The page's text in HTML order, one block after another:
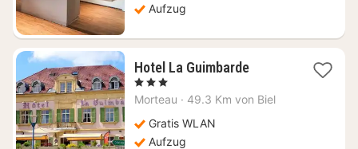
Aufzug
Hotel La Guimbarde1
ab
, 3 Sterne
Morteau · 49.3 Km von Biel
Gratis WLAN
Aufzug